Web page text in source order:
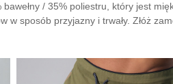
/ 35% poliestru, który jest
w sposób przyjazny i trwały. Złóż